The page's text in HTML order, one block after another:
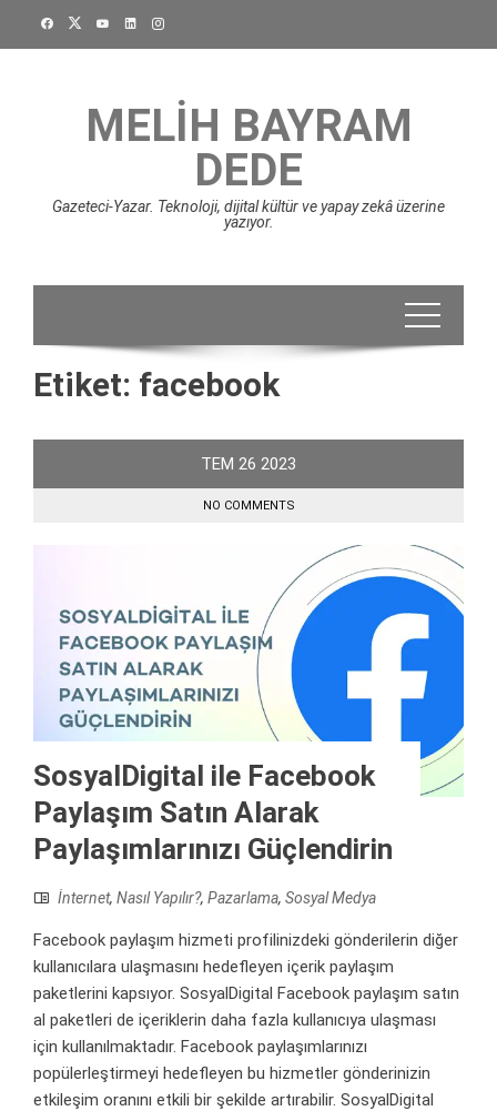
MELIH BAYRAM
DEDE
Gazeteci-Yazar. Teknoloji, dijital kültür ve yapay zekâ üzerine
yazıyor.
Etiket: facebook
TEM 26 2023
NO COMMENTS
SosyalDigital ile Facebook
Paylaşım Satın Alarak
Paylaşımlarınızı Güçlendirin
İnternet, Nasıl Yapılır?, Pazarlama, Sosyal Medya
Facebook paylaşım hizmeti profilinizdeki gönderilerin diğer
kullanıcılara ulaşmasını hedefleyen içerik paylaşım
paketlerini kapsıyor. SosyalDigital Facebook paylaşım satın
al paketleri de içeriklerin daha fazla kullanıcıya ulaşması
için kullanılmaktadır. Facebook paylaşımlarınızı
popülerleştirmeyi hedefleyen bu hizmetler gönderinizin
etkileşim oranını etkili bir şekilde artırabilir. SosyalDigital